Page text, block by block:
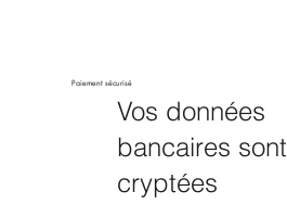
Paiement sécurisé
Vos données
bancaires sont
cryptées